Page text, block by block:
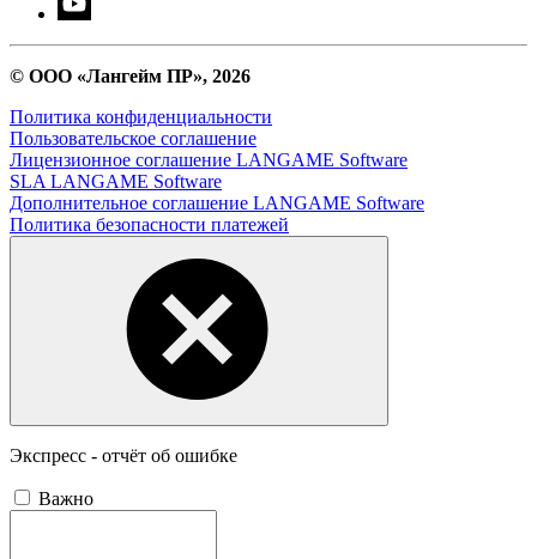
© ООО «Лангейм ПР», 2026
Политика конфиденциальности
Пользовательское соглашение
Лицензионное соглашение LANGAME Software
SLA LANGAME Software
Дополнительное соглашение LANGAME Software
Политика безопасности платежей
Экспресс - отчёт об ошибке
Важно